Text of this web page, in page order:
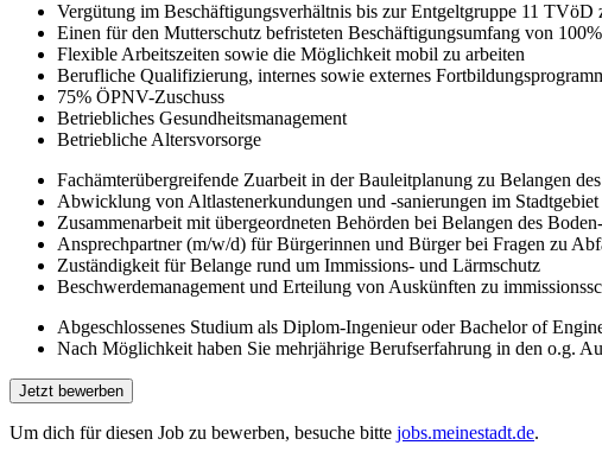
Vergütung im Beschäftigungs­verhältnis bis zur Entgelt­gruppe 11
Einen für den Mutter­schutz befristeten Beschäftigungs­umfang von
Flexible Arbeits­zeiten sowie die Möglichkeit mobil zu arbeiten
Berufliche Qualifizierung, internes sowie externes
75% ÖPNV-Zuschuss
Betriebliches Gesundheits­management
Betriebliche Alters­vorsorge
Fachämter­übergreifende Zuarbeit in der Bauleit­planung zu Belangen
Abwicklung von Altlasten­erkundungen und -sanierungen im Stadtgebiet
Zusammen­arbeit mit über­geordneten Behörden bei Belangen des
Ansprechpartner (m/w/d) für Bürgerinnen und Bürger bei Fragen zu
Zuständigkeit für Belange rund um Immissions- und Lärmschutz
Beschwerde­management und Erteilung von Auskünften zu
Abge­schlossenes Studium als Diplom-Ingenieur oder Bachelor of
Nach Möglich­keit haben Sie mehrjährige Berufserfahrung in den o.g.
Um dich für diesen Job zu bewerben, besuche bitte jobs.meinestadt.de.